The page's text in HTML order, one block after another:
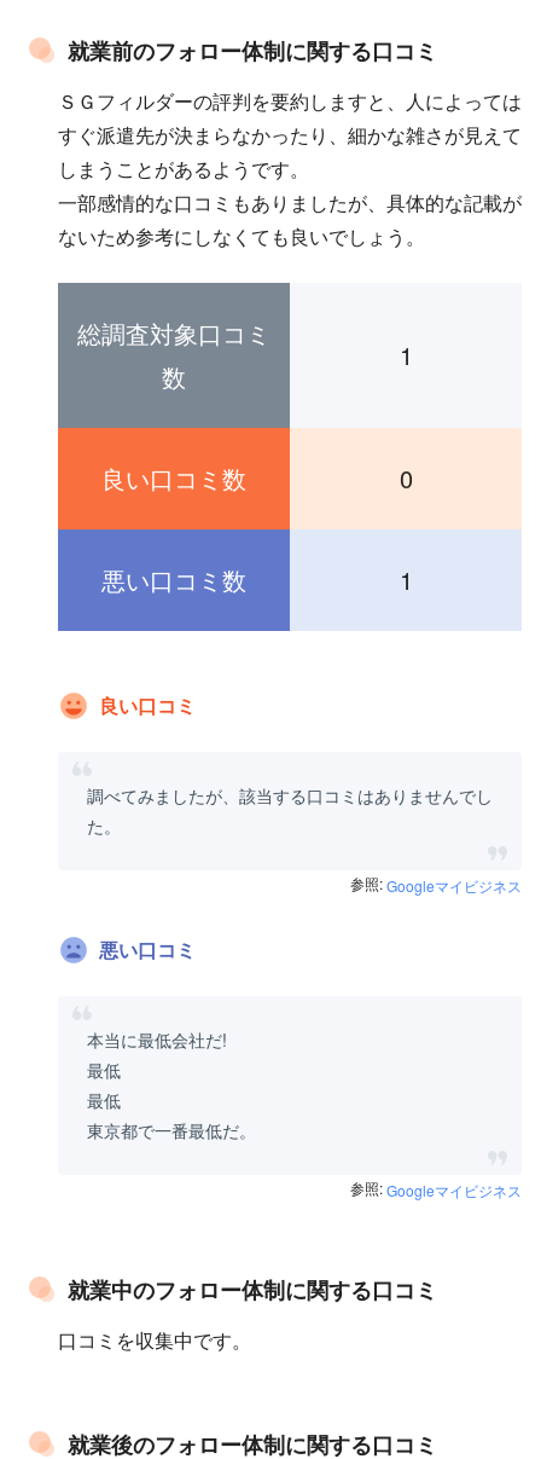
就業前のフォロー体制に関する口コミ
ＳＧフィルダーの評判を要約しますと、人によっては
すぐ派遣先が決まらなかったり、細かな雑さが見えて
しまうことがあるようです。
一部感情的な口コミもありましたが、具体的な記載が
ないため参考にしなくても良いでしょう。
総調査対象口コミ
数
1
良い口コミ数 0
悪い口コミ数 1
良い口コミ
調べてみましたが、該当する口コミはありませんでし
た。
参照:Googleマイビジネス
悪い口コミ
本当に最低会社だ!
最低
最低
東京都で一番最低だ。
参照:Googleマイビジネス
就業中のフォロー体制に関する口コミ
口コミを収集中です。
就業後のフォロー体制に関する口コミ